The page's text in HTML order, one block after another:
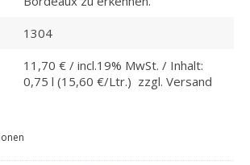
1304
11,70 € / incl.19% MwSt. / Inhalt:
0,75 l (15,60 €/Ltr.) zzgl. Versand